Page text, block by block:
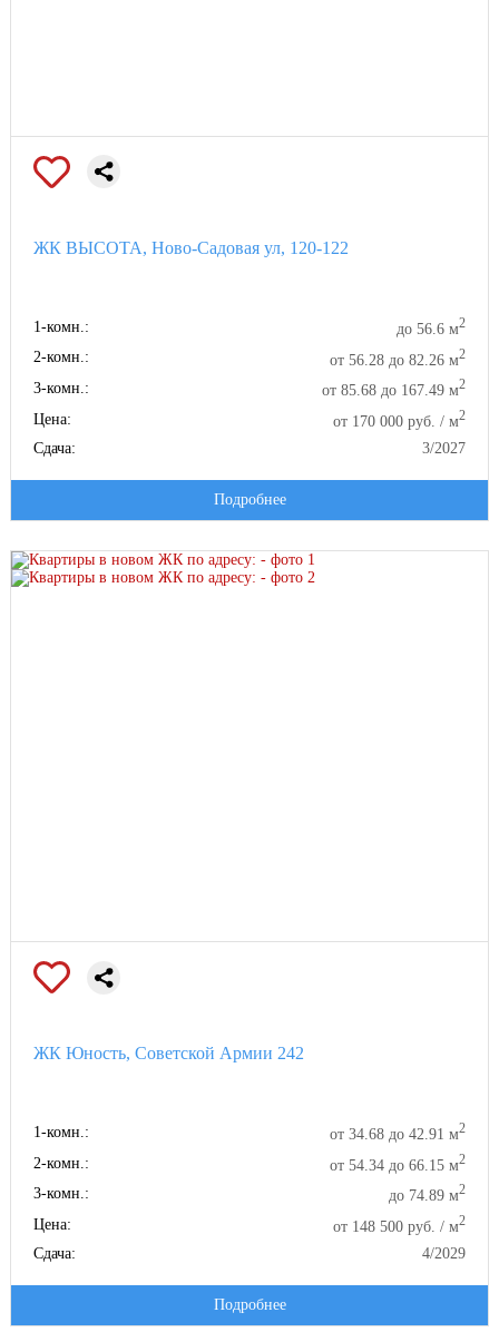
ЖК ВЫСОТА, Ново-Садовая ул, 120-122
1-комн.: до 56.6 м2
2-комн.: от 56.28 до 82.26 м2
3-комн.: от 85.68 до 167.49 м2
Цена: от 170 000 руб. / м2
Сдача: 3/2027
Подробнее
ЖК Юность, Советской Армии 242
1-комн.: от 34.68 до 42.91 м2
2-комн.: от 54.34 до 66.15 м2
3-комн.: до 74.89 м2
Цена: от 148 500 руб. / м2
Сдача: 4/2029
Подробнее